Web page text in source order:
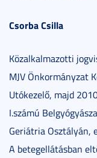
Csorba Csilla
Közalkalmazotti
MJV Önkormányzat
Utókezelő, majd
I.számú
Geriátria Osztályán,
A betegellátásban